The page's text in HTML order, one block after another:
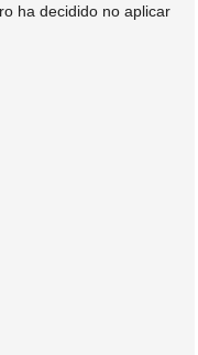
ha decidido no aplicar